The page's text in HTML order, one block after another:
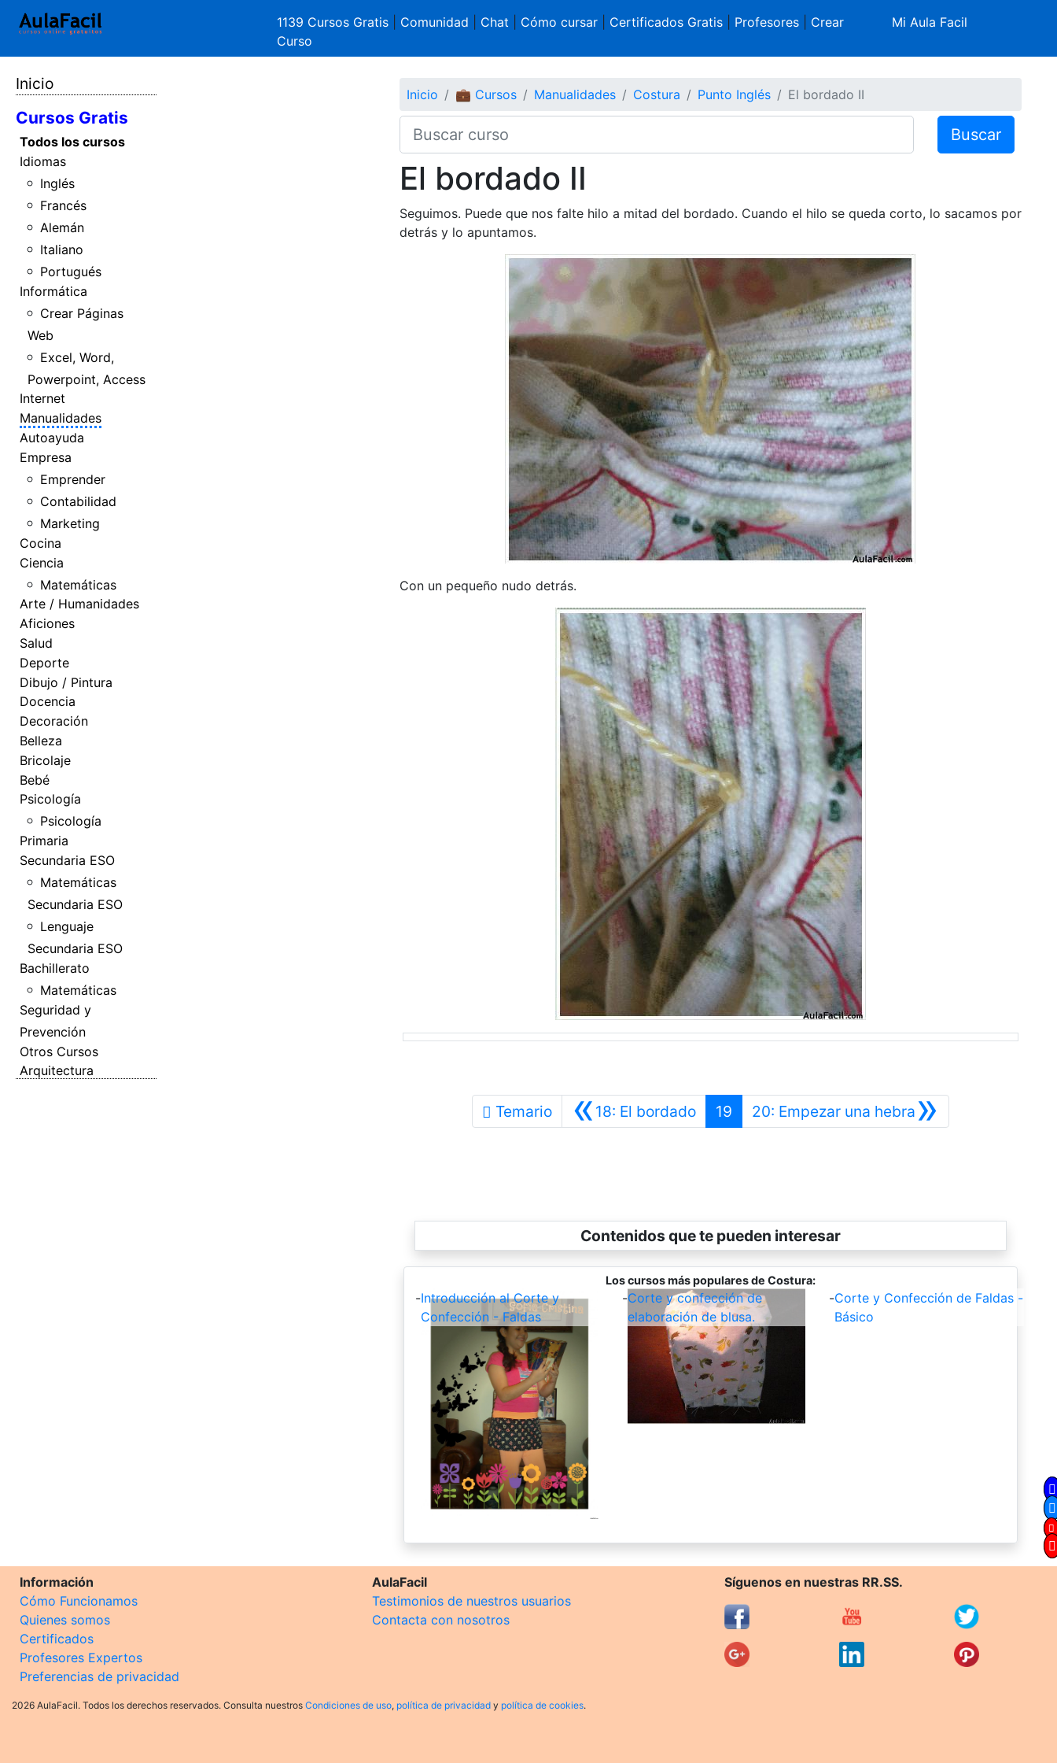
1139 Cursos Gratis Comunidad Chat Cómo cursar| Certificados Gratis| Profesores| Crear
Curso
Mi Aula Facil
Inicio
Cursos Gratis
Todos los cursos
Idiomas
Inglés
Francés
Alemán
Italiano
Portugués
Informática
Crear Páginas
Web
Excel, Word,
Powerpoint, Access
Internet
Manualidades
Autoayuda
Empresa
Emprender
Contabilidad
Marketing
Cocina
Ciencia
Matemáticas
Arte / Humanidades
Aficiones
Salud
Deporte
Dibujo / Pintura
Docencia
Decoración
Belleza
Bricolaje
Bebé
Psicología
Psicología
Primaria
Secundaria ESO
Matemáticas
Secundaria ESO
Lenguaje
Secundaria ESO
Bachillerato
Matemáticas
Seguridad y
Prevención
Otros Cursos
Arquitectura
Inicio 💼 Cursos Manualidades Costura Punto Inglés El bordado II
Buscar
El bordado II
Seguimos. Puede que nos falte hilo a mitad del bordado. Cuando el hilo se queda corto, lo sacamos por
detrás y lo apuntamos.
Con un pequeño nudo detrás.
Temario «18: El bordadoAnterior
19 »
20: Empezar una hebraSiguiente
Contenidos que te pueden interesar
Los cursos más populares de Costura:
-Introducción al Corte y
Confección - Faldas
-Corte y confección de
elaboración de blusa.
-Corte y Confección de Faldas -
Básico
Información
Cómo Funcionamos
Quienes somos
Certificados
Profesores Expertos
Preferencias de privacidad
AulaFacil
Testimonios de nuestros usuarios
Contacta con nosotros
Síguenos en nuestras RR.SS.
2026 AulaFacil. Todos los derechos reservados. Consulta nuestros Condiciones de uso, política de privacidad y política de cookies.